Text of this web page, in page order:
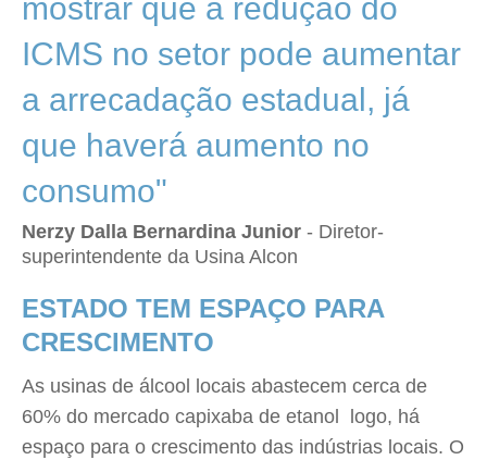
mostrar que a redução do
ICMS no setor pode aumentar
a arrecadação estadual, já
que haverá aumento no
consumo"
Nerzy Dalla Bernardina Junior - Diretor-
superintendente da Usina Alcon
ESTADO TEM ESPAÇO PARA
CRESCIMENTO
As usinas de álcool locais abastecem cerca de
60% do mercado capixaba de etanol  logo, há
espaço para o crescimento das indústrias locais. O